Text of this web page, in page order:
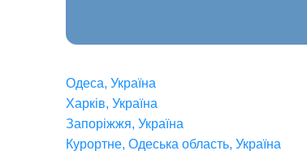
Одеса, Україна
Харків, Україна
Запоріжжя, Україна
Курортне, Одеська область, Україна